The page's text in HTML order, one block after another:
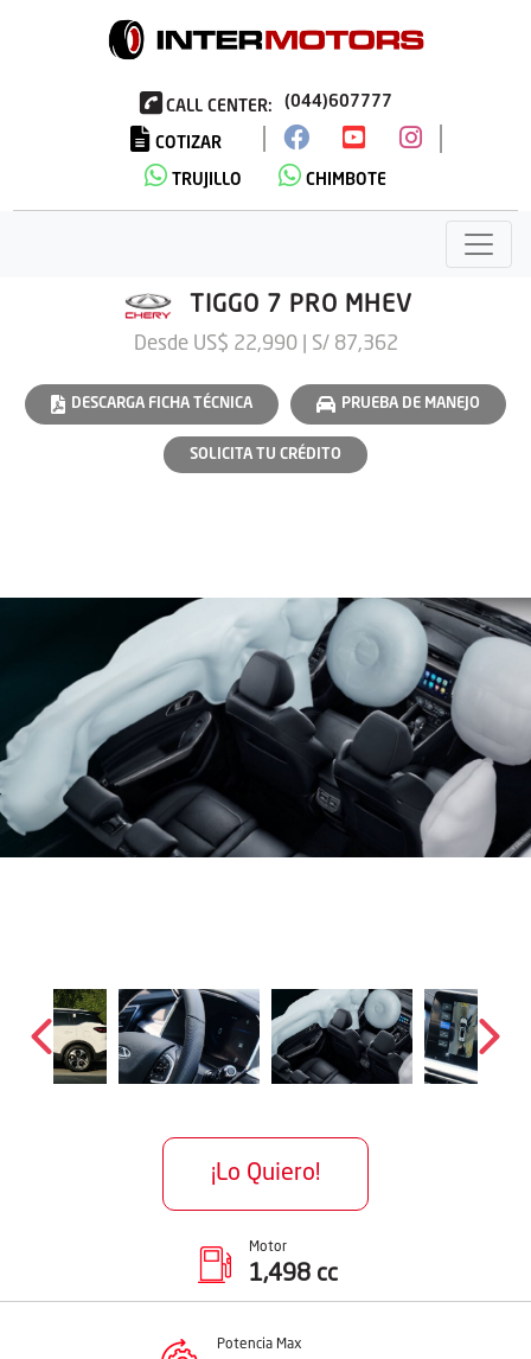
CALL CENTER: (044)607777
COTIZAR
TRUJILLO CHIMBOTE
TIGGO 7 PRO MHEV
Desde US$ 22,990 | S/ 87,362
DESCARGA FICHA TÉCNICA PRUEBA DE MANEJO
SOLICITA TU CRÉDITO
¡Lo Quiero!
Motor
1,498 cc
Potencia Max